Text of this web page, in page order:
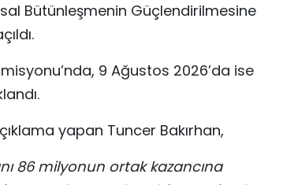
Bütünleşmenin Güçlendirilmesine
9 Ağustos 2026’da ise
yapan Tuncer Bakırhan,
86 milyonun ortak kazancına